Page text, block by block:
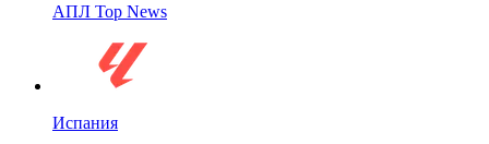
АПЛ Top News
Испания